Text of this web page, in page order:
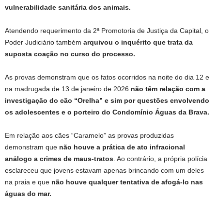
vulnerabilidade sanitária dos animais.
Atendendo requerimento da 2ª Promotoria de Justiça da Capital, o
Poder Judiciário também arquivou o inquérito que trata da
suposta coação no curso do processo.
As provas demonstram que os fatos ocorridos na noite do dia 12 e
na madrugada de 13 de janeiro de 2026 não têm relação com a
investigação do cão “Orelha” e sim por questões envolvendo
os adolescentes e o porteiro do Condomínio Águas da Brava.
Em relação aos cães “Caramelo” as provas produzidas
demonstram que não houve a prática de ato infracional
análogo a crimes de maus-tratos . Ao contrário, a própria polícia
esclareceu que jovens estavam apenas brincando com um deles
na praia e que não houve qualquer tentativa de afogá-lo nas
águas do mar.